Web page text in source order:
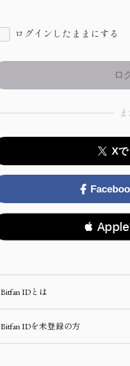
ログインしたままにする
X
 Apple
Bitfan IDとは
Bitfan IDを未登録の方